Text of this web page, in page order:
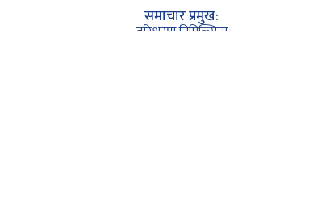
समाचार प्रमुख:
हरिशरण तिमिल्सिना